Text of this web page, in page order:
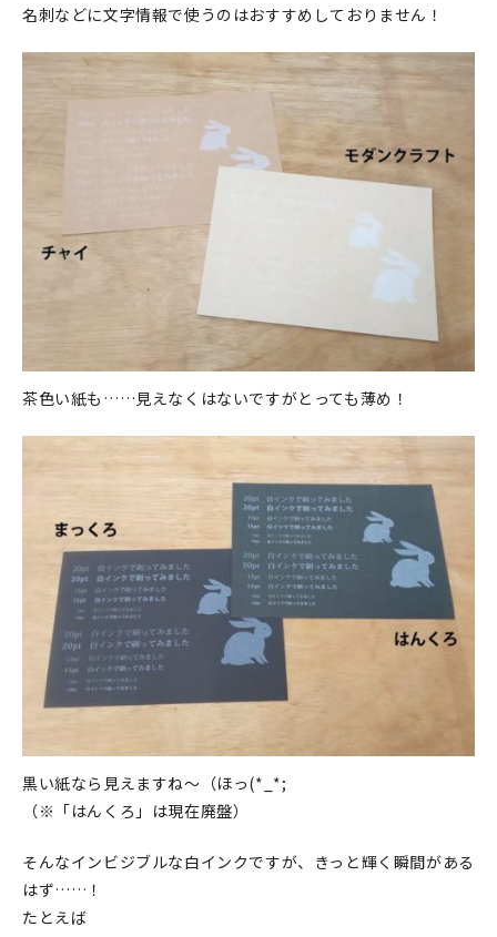
イベント・ワークショップ
おしらせ
マイアカウント
お買い物ガイド
よくある質問
お問い合わせ
名刺などに文字情報で使うのはおすすめしておりません！
茶色い紙も……見えなくはないですがとっても薄め！
黒い紙なら見えますね～（ほっ(*_*;
（※「はんくろ」は現在廃盤）
そんなインビジブルな白インクですが、きっと輝く瞬間がある
はず……！
たとえば